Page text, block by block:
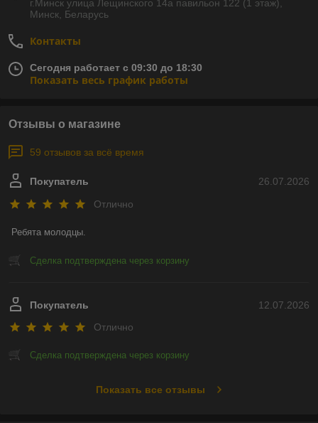
г.Минск улица Лещинского 14а павильон 122 (1 этаж),
Минск, Беларусь
Контакты
Сегодня работает с 09:30 до 18:30
Показать весь график работы
Отзывы о магазине
59 отзывов за всё время
26.07.2026
Покупатель
Отлично
Ребята молодцы.
Сделка подтверждена через корзину
12.07.2026
Покупатель
Отлично
Сделка подтверждена через корзину
Показать все отзывы